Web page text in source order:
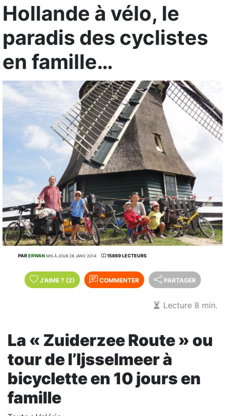
Hollande à vélo, le
paradis des cyclistes
en famille…
PARERWAN MIS À JOUR 28 JANV. 2014 15869 LECTEURS
J'AIME ? (2) COMMENTER PARTAGER
Lecture 8 min.
La « Zuiderzee Route » ou
tour de l’Ijsselmeer à
bicyclette en 10 jours en
famille